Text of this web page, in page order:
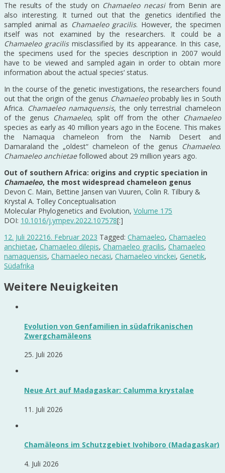
The results of the study on Chamaeleo necasifrom Benin are
also interesting. It turned out that the genetics identified the
sampled animal as Chamaeleo gracilis. However, the specimen
itself was not examined by the researchers. It could be a
Chamaeleo gracilismisclassified by its appearance. In this case,
the specimens used for the species description in 2007 would
have to be viewed and sampled again in order to obtain more
information about the actual species‘ status.
In the course of the genetic investigations, the researchers found
out that the origin of the genus Chamaeleoprobably lies in South
Africa. Chamaeleo namaquensis, the only terrestrial chameleon
of the genus Chamaeleo, split off from the other Chamaeleo
species as early as 40 million years ago in the Eocene. This makes
the Namaqua chameleon from the Namib Desert and
Damaraland the „oldest“ chameleon of the genus Chamaeleo.
Chamaeleo anchietaefollowed about 29 million years ago.
Out of southern Africa: origins and cryptic speciation in
Chamaeleo, the most widespread chameleon genus
Devon C. Main, Bettine Jansen van Vuuren, Colin R. Tilbury &
Krystal A. Tolley Conceptualisation
Molecular Phylogenetics and Evolution, Volume 175
DOI: 10.1016/j.ympev.2022.107578[:]
12. Juli 202216. Februar 2023 Tagged: Chamaeleo, Chamaeleo
anchietae, Chamaeleo dilepis, Chamaeleo gracilis, Chamaeleo
namaquensis, Chamaeleo necasi, Chamaeleo vinckei, Genetik,
Südafrika
Weitere Neuigkeiten
Evolution von Genfamilien in südafrikanischen
Zwergchamäleons
25. Juli 2026
Neue Art auf Madagaskar: Calumma krystalae
11. Juli 2026
Chamäleons im Schutzgebiet Ivohiboro (Madagaskar)
4. Juli 2026